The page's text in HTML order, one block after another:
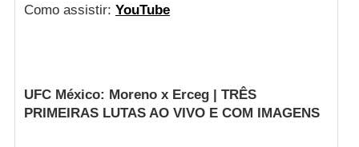
Como assistir: YouTube
UFC México: Moreno x Erceg | TRÊS
PRIMEIRAS LUTAS AO VIVO E COM IMAGENS